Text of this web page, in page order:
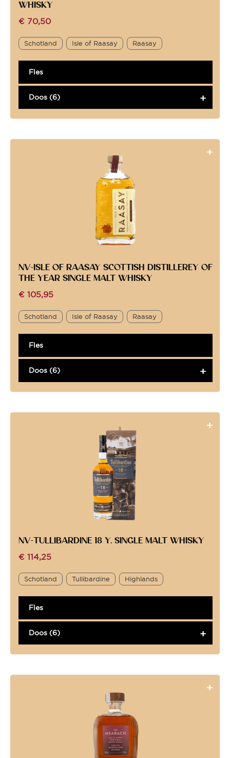
WHISKY
€ 70,50
Schotland Isle of Raasay Raasay
Fles
Doos (6)
NV-ISLE OF RAASAY SCOTTISH DISTILLEREY OF
THE YEAR SINGLE MALT WHISKY
€ 105,95
Schotland Isle of Raasay Raasay
Fles
Doos (6)
NV-TULLIBARDINE 18 Y. SINGLE MALT WHISKY
€ 114,25
Schotland Tullibardine Highlands
Fles
Doos (6)